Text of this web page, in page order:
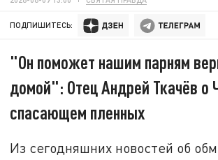
ПОДПИШИТЕСЬ:
"Он поможет нашим парням
домой": Отец Андрей Ткачёв о
спасающем пленных
Из сегодняшних новостей об